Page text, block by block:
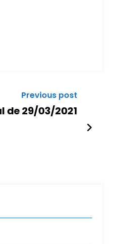
Previous post
29/03/2021